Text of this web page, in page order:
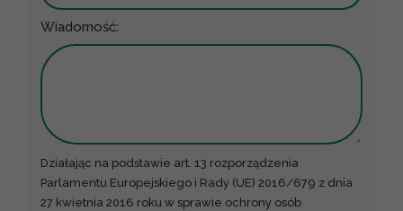
Wiadomość:
Działając na podstawie art. 13 rozporządzenia
Parlamentu Europejskiego i Rady (UE) 2016/679 z dnia
27 kwietnia 2016 roku w sprawie ochrony osób